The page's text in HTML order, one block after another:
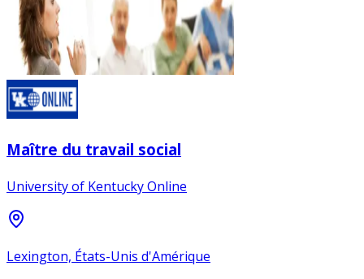
Maître du travail social
University of Kentucky Online
Lexington, États-Unis d'Amérique